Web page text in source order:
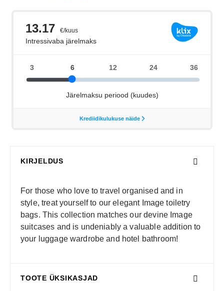
KIRJELDUS
For those who love to travel organised and in
style, treat yourself to our elegant Image toiletry
bags. This collection matches our devine Image
suitcases and is undeniably a valuable addition to
your luggage wardrobe and hotel bathroom!
TOOTE ÜKSIKASJAD